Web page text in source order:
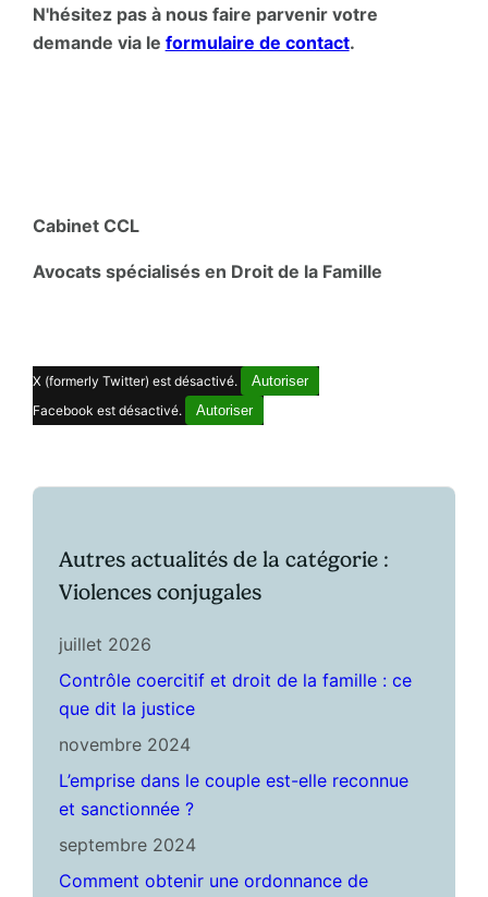
N'hésitez pas à nous faire parvenir votre
demande via le formulaire de contact.
Cabinet CCL
Avocats spécialisés en Droit de la Famille
X (formerly Twitter) est désactivé.
Autoriser
Facebook est désactivé.
Autoriser
Autres actualités de la catégorie :
Violences conjugales
juillet 2026
Contrôle coercitif et droit de la famille : ce
que dit la justice
novembre 2024
L’emprise dans le couple est-elle reconnue
et sanctionnée ?
septembre 2024
Comment obtenir une ordonnance de